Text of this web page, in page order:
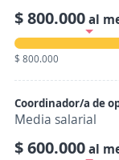
$ 800.000al
$ 800.000
Coordinador/a de
Media salarial
$ 600.000al